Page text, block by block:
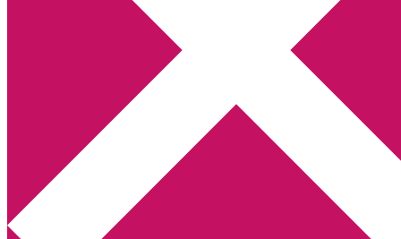
Utskriftscentralen
Min tv-blogg
You are here:Home Håkan Hellström
Ta chansen att träffa Håkan
Ta chansen att träffa Håkan